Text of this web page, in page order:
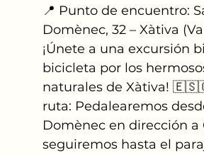
📍 Punto de encuentro:
Domènec, 32 – Xàtiva
¡Únete a una excursión
bicicleta por los
naturales de Xàtiva!
ruta: Pedalearemos
Domènec en dirección a
seguiremos hasta el